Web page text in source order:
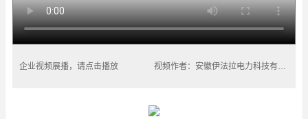
企业视频展播，请点击播放 视频作者：安徽伊法拉电力科技有限公司